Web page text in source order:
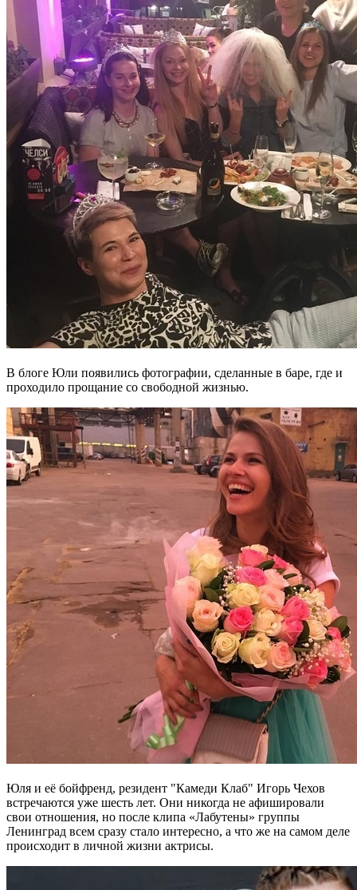
В блоге Юли появились фотографии, сделанные в баре, где и
проходило прощание со свободной жизнью.
Юля и её бойфренд, резидент "Камеди Клаб" Игорь Чехов
встречаются уже шесть лет. Они никогда не афишировали
свои отношения, но после клипа «Лабутены» группы
Ленинград всем сразу стало интересно, а что же на самом деле
происходит в личной жизни актрисы.